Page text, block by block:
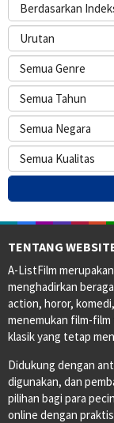
TENTANG
A-ListFilm
menghadirkan
action, horor,
menemukan film-
klasik yang tetap
Didukung dengan
digunakan, dan
pilihan bagi para
online dengan